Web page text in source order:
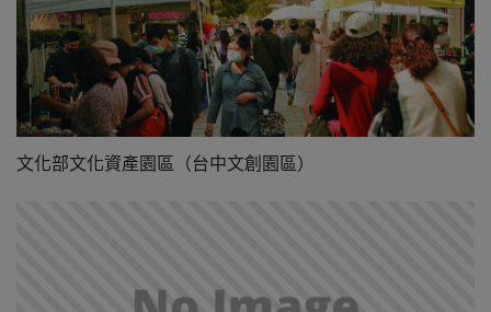
文化部文化資產園區（台中文創園區）